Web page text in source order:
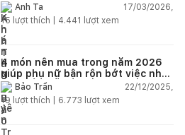
Anh Ta
17/03/2026,
15 lượt thích | 4.441 lượt xem
4 món nên mua trong năm 2026
giúp phụ nữ bận rộn bớt việc nhà,
nhẹ đầu mỗi ngày
Bảo Trần
22/12/2025,
19 lượt thích | 6.773 lượt xem